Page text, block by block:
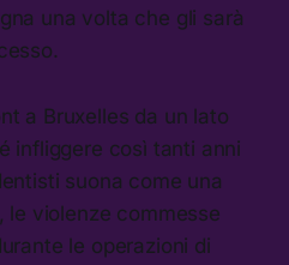
una volta che gli sarà
a Bruxelles da un lato
infliggere così tanti anni
suona come una
le violenze commesse
le operazioni di